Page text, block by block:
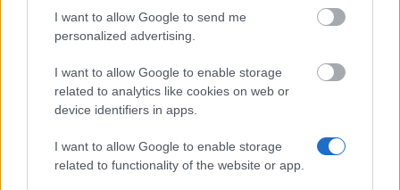
I want to allow Google to send me
personalized advertising.
I want to allow Google to enable storage
related to analytics like cookies on web or
device identifiers in apps.
I want to allow Google to enable storage
related to functionality of the website or app.
Application deadline
Aucune information sur les dates limites ne
sont disponibles pour le moment.